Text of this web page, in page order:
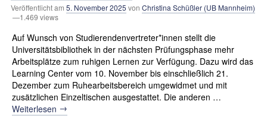
Veröffentlicht am 5. November 2025 von Christina Schüßler (UB Mannheim)
—1.469 views
Auf Wunsch von Studierendenvertreter*innen stellt die
Universitätsbibliothek in der nächsten Prüfungsphase mehr
Arbeitsplätze zum ruhigen Lernen zur Verfügung. Dazu wird das
Learning Center vom 10. November bis einschließlich 21.
Dezember zum Ruhearbeitsbereich umgewidmet und mit
zusätzlichen Einzeltischen ausgestattet. Die anderen …
Weiterlesen →